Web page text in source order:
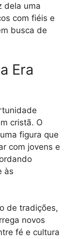
dela uma
com fiéis e
busca de
Era
cristã. O
figura que
com jovens e
às
de tradições,
novos
fé e cultura